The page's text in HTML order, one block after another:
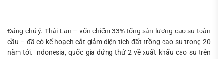
Đáng chú ý. Thái Lan – vốn chiếm 33% tổng sản lượng cao su toàn
cầu – đã có kế hoạch cắt giảm diện tích đất trồng cao su trong 20
năm tới. Indonesia, quốc gia đứng thứ 2 về xuất khẩu cao su trên